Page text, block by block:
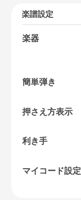
楽譜設定
楽器
簡単弾き
押さえ方表示
利き手
マイコード設定